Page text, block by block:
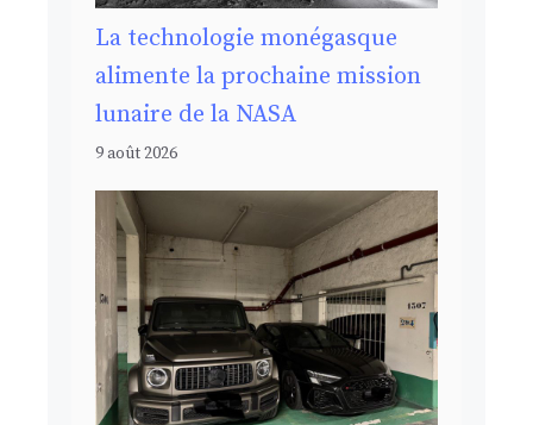
La technologie monégasque
alimente la prochaine mission
lunaire de la NASA
9 août 2026